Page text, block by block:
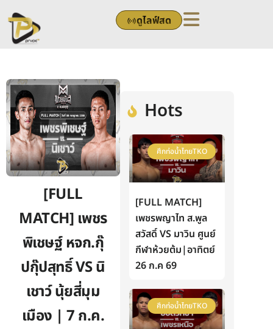
to
content
ดูไลฟ์สด
[FULL
MATCH] เพชร
พิเชษฐ์ หจก.กุ๊
ปกุ๊ปสุทธิ์ VS นิ
เชาว์ นุ้ยสี่มุม
เมือง | 7 ก.ค.
Hots
ศึกท่อน้ำไทยTKO
[FULL MATCH]
เพชรพญาไท ส.พูล
สวัสดิ์ VS มาวิน ศูนย์
กีฬาห้วยต้ม|อาทิตย์
26 ก.ค 69
ศึกท่อน้ำไทยTKO